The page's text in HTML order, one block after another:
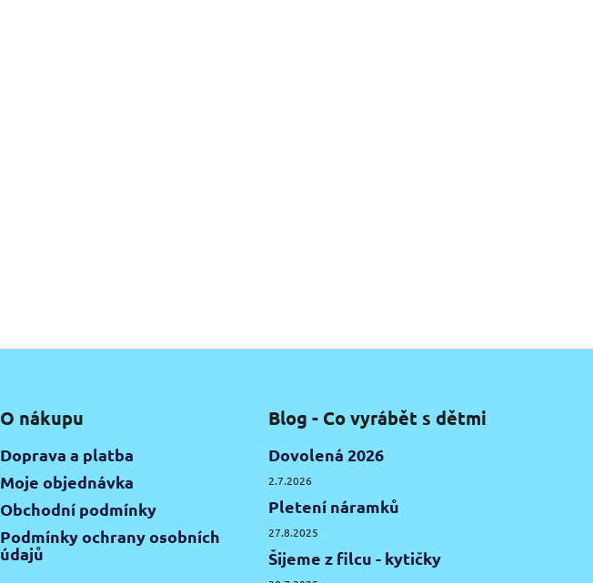
O nákupu
Doprava a platba
Moje objednávka
Obchodní podmínky
Podmínky ochrany osobních
údajů
Blog - Co vyrábět s dětmi
Dovolená 2026
2.7.2026
Pletení náramků
27.8.2025
Šijeme z filcu - kytičky